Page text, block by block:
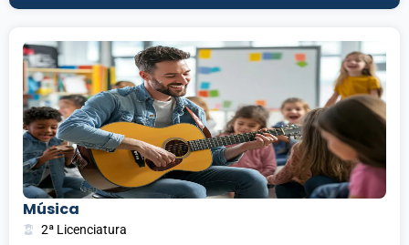
Música
2ª Licenciatura